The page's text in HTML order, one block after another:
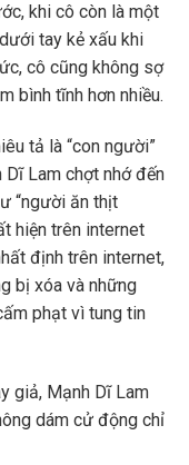
khi cô còn là một
tay kẻ xấu khi
cô cũng không sợ
bình tĩnh hơn nhiều.
tả là “con người”
Dĩ Lam chợt nhớ đến
“người ăn thịt
hiện trên internet
định trên internet,
bị xóa và những
phạt vì tung tin
giả, Mạnh Dĩ Lam
dám cử động chỉ